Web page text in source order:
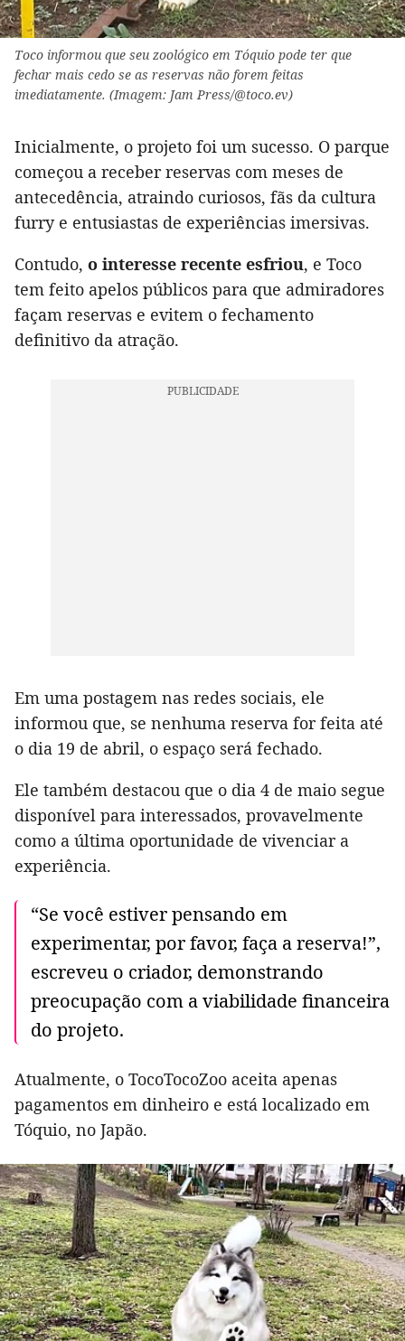
Toco informou que seu zoológico em Tóquio pode ter que
fechar mais cedo se as reservas não forem feitas
imediatamente. (Imagem: Jam Press/@toco.ev)
Inicialmente, o projeto foi um sucesso. O parque
começou a receber reservas com meses de
antecedência, atraindo curiosos, fãs da cultura
furry e entusiastas de experiências imersivas.
Contudo, o interesse recente esfriou, e Toco
tem feito apelos públicos para que admiradores
façam reservas e evitem o fechamento
definitivo da atração.
Em uma postagem nas redes sociais, ele
informou que, se nenhuma reserva for feita até
o dia 19 de abril, o espaço será fechado.
Ele também destacou que o dia 4 de maio segue
disponível para interessados, provavelmente
como a última oportunidade de vivenciar a
experiência.
“Se você estiver pensando em
experimentar, por favor, faça a reserva!”,
escreveu o criador, demonstrando
preocupação com a viabilidade financeira
do projeto.
Atualmente, o TocoTocoZoo aceita apenas
pagamentos em dinheiro e está localizado em
Tóquio, no Japão.